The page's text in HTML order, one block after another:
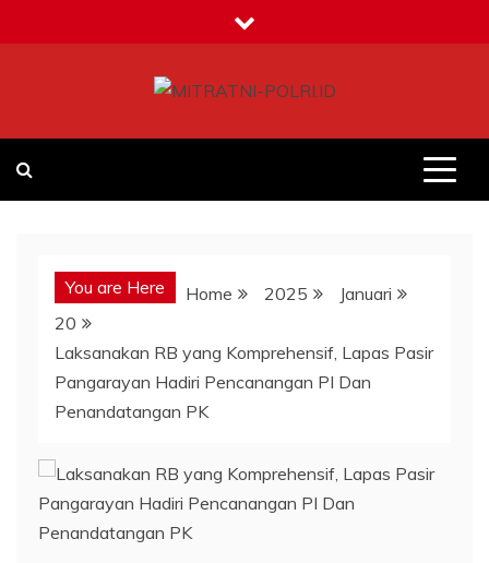
to
You are Here Home 2025
Januari
20
Laksanakan RB yang Komprehensif, Lapas Pasir
Pangarayan Hadiri Pencanangan PI Dan
Penandatangan PK